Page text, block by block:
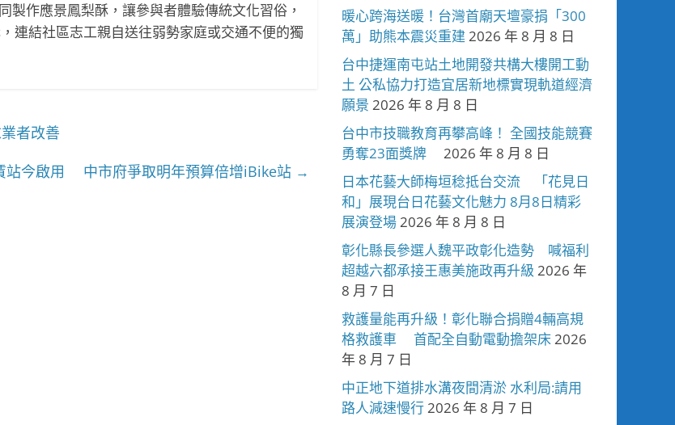
作應景鳳梨酥，讓參與者體驗傳統文化習俗，
連結社區志工親自送往弱勢家庭或交通不便的獨
者改善
站今啟用 中市府爭取明年預算倍增iBike站 →
暖心跨海送暖！台灣首廟天壇豪捐「300
萬」助熊本震災重建 2026 年 8 月 8 日
台中捷運南屯站土地開發共構大樓開工動
土 公私協力打造宜居新地標實現軌道經濟
願景 2026 年 8 月 8 日
台中市技職教育再攀高峰！ 全國技能競賽
勇奪23面獎牌
2026 年 8 月 8 日
日本花藝大師梅垣稔抵台交流 「花見日
和」展現台日花藝文化魅力 8月8日精彩
展演登場2026 年 8 月 8 日
彰化縣長參選人魏平政彰化造勢 喊福利
超越六都承接王惠美施政再升級 2026 年
8 月 7 日
救護量能再升級！彰化聯合捐贈4輛高規
格救護車 首配全自動電動擔架床2026
年 8 月 7 日
中正地下道排水溝夜間清淤 水利局:請用
路人減速慢行2026 年 8 月 7 日